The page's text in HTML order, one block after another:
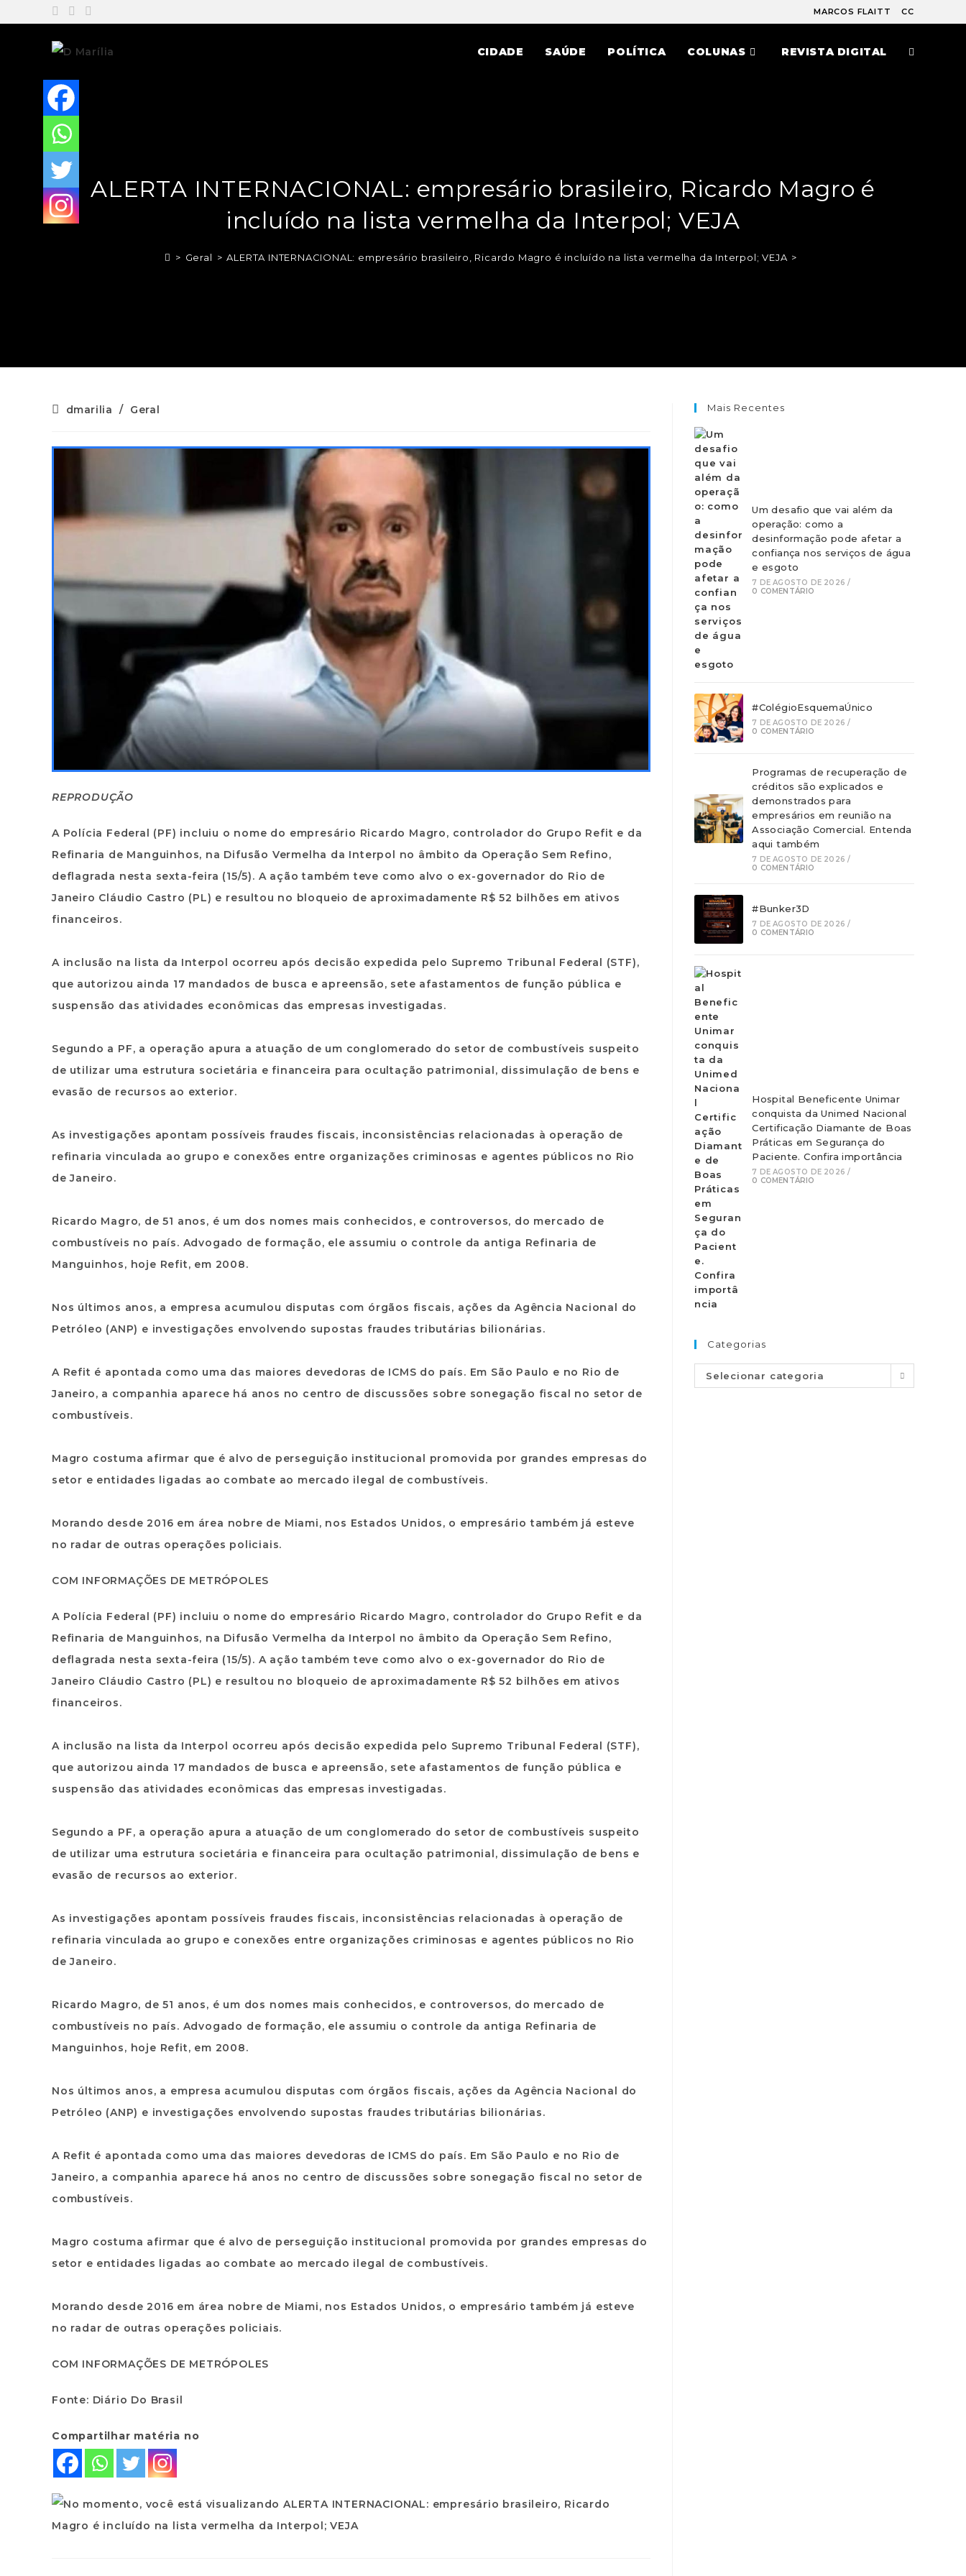
MARCOS FLAITT CC
CIDADE SAÚDE POLÍTICA COLUNAS REVISTA DIGITAL
ALERTA INTERNACIONAL: empresário brasileiro, Ricardo Magro é
incluído na lista vermelha da Interpol; VEJA
> Geral > ALERTA INTERNACIONAL: empresário brasileiro, Ricardo Magro é incluído na lista vermelha da Interpol; VEJA >
dmarilia / Geral
REPRODUÇÃO
A Polícia Federal (PF) incluiu o nome do empresário Ricardo Magro, controlador do Grupo Refit e da
Refinaria de Manguinhos, na Difusão Vermelha da Interpol no âmbito da Operação Sem Refino,
deflagrada nesta sexta-feira (15/5). A ação também teve como alvo o ex-governador do Rio de
Janeiro Cláudio Castro (PL) e resultou no bloqueio de aproximadamente R$ 52 bilhões em ativos
financeiros.
A inclusão na lista da Interpol ocorreu após decisão expedida pelo Supremo Tribunal Federal (STF),
que autorizou ainda 17 mandados de busca e apreensão, sete afastamentos de função pública e
suspensão das atividades econômicas das empresas investigadas.
Segundo a PF, a operação apura a atuação de um conglomerado do setor de combustíveis suspeito
de utilizar uma estrutura societária e financeira para ocultação patrimonial, dissimulação de bens e
evasão de recursos ao exterior.
As investigações apontam possíveis fraudes fiscais, inconsistências relacionadas à operação de
refinaria vinculada ao grupo e conexões entre organizações criminosas e agentes públicos no Rio
de Janeiro.
Ricardo Magro, de 51 anos, é um dos nomes mais conhecidos, e controversos, do mercado de
combustíveis no país. Advogado de formação, ele assumiu o controle da antiga Refinaria de
Manguinhos, hoje Refit, em 2008.
Nos últimos anos, a empresa acumulou disputas com órgãos fiscais, ações da Agência Nacional do
Petróleo (ANP) e investigações envolvendo supostas fraudes tributárias bilionárias.
A Refit é apontada como uma das maiores devedoras de ICMS do país. Em São Paulo e no Rio de
Janeiro, a companhia aparece há anos no centro de discussões sobre sonegação fiscal no setor de
combustíveis.
Magro costuma afirmar que é alvo de perseguição institucional promovida por grandes empresas do
setor e entidades ligadas ao combate ao mercado ilegal de combustíveis.
Morando desde 2016 em área nobre de Miami, nos Estados Unidos, o empresário também já esteve
no radar de outras operações policiais.
COM INFORMAÇÕES DE METRÓPOLES
A Polícia Federal (PF) incluiu o nome do empresário Ricardo Magro, controlador do Grupo Refit e da
Refinaria de Manguinhos, na Difusão Vermelha da Interpol no âmbito da Operação Sem Refino,
deflagrada nesta sexta-feira (15/5). A ação também teve como alvo o ex-governador do Rio de
Janeiro Cláudio Castro (PL) e resultou no bloqueio de aproximadamente R$ 52 bilhões em ativos
financeiros.
A inclusão na lista da Interpol ocorreu após decisão expedida pelo Supremo Tribunal Federal (STF),
que autorizou ainda 17 mandados de busca e apreensão, sete afastamentos de função pública e
suspensão das atividades econômicas das empresas investigadas.
Segundo a PF, a operação apura a atuação de um conglomerado do setor de combustíveis suspeito
de utilizar uma estrutura societária e financeira para ocultação patrimonial, dissimulação de bens e
evasão de recursos ao exterior.
As investigações apontam possíveis fraudes fiscais, inconsistências relacionadas à operação de
refinaria vinculada ao grupo e conexões entre organizações criminosas e agentes públicos no Rio
de Janeiro.
Ricardo Magro, de 51 anos, é um dos nomes mais conhecidos, e controversos, do mercado de
combustíveis no país. Advogado de formação, ele assumiu o controle da antiga Refinaria de
Manguinhos, hoje Refit, em 2008.
Nos últimos anos, a empresa acumulou disputas com órgãos fiscais, ações da Agência Nacional do
Petróleo (ANP) e investigações envolvendo supostas fraudes tributárias bilionárias.
A Refit é apontada como uma das maiores devedoras de ICMS do país. Em São Paulo e no Rio de
Janeiro, a companhia aparece há anos no centro de discussões sobre sonegação fiscal no setor de
combustíveis.
Magro costuma afirmar que é alvo de perseguição institucional promovida por grandes empresas do
setor e entidades ligadas ao combate ao mercado ilegal de combustíveis.
Morando desde 2016 em área nobre de Miami, nos Estados Unidos, o empresário também já esteve
no radar de outras operações policiais.
COM INFORMAÇÕES DE METRÓPOLES
Fonte: Diário Do Brasil
Compartilhar matéria no
Mais Recentes
Um desafio que vai além da
operação: como a
desinformação pode afetar a
confiança nos serviços de água
e esgoto
7 DE AGOSTO DE 2026 /
0 COMENTÁRIO
#ColégioEsquemaÚnico
7 DE AGOSTO DE 2026 /
0 COMENTÁRIO
Programas de recuperação de
créditos são explicados e
demonstrados para
empresários em reunião na
Associação Comercial. Entenda
aqui também
7 DE AGOSTO DE 2026 /
0 COMENTÁRIO
#Bunker3D
7 DE AGOSTO DE 2026 /
0 COMENTÁRIO
Hospital Beneficente Unimar
conquista da Unimed Nacional
Certificação Diamante de Boas
Práticas em Segurança do
Paciente. Confira importância
7 DE AGOSTO DE 2026 /
0 COMENTÁRIO
Categorias
Selecionar categoria